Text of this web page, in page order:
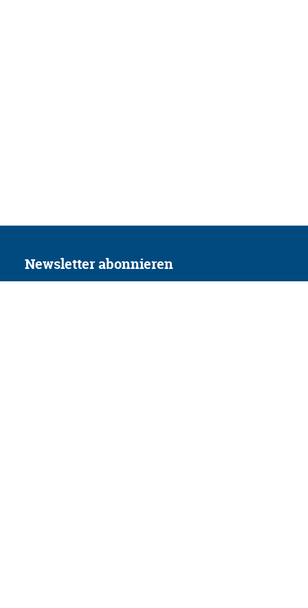
Newsletter abonnieren